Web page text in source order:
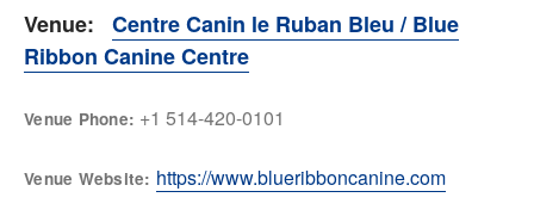
Venue:
Centre Canin le Ruban Bleu / Blue
Ribbon Canine Centre
Venue Phone: +1 514-420-0101
Venue Website: https://www.blueribboncanine.com